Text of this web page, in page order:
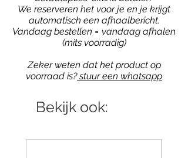
We reserveren het voor je en je krijgt
automatisch een afhaalbericht.
Vandaag bestellen = vandaag afhalen
(mits voorradig)
Zeker weten dat het product op
voorraad is?stuur een whatsapp
Bekijk ook: